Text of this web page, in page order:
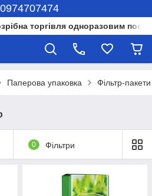
торгівля одноразовим
Паперова упаковка Фільтр-
0 Фільтри